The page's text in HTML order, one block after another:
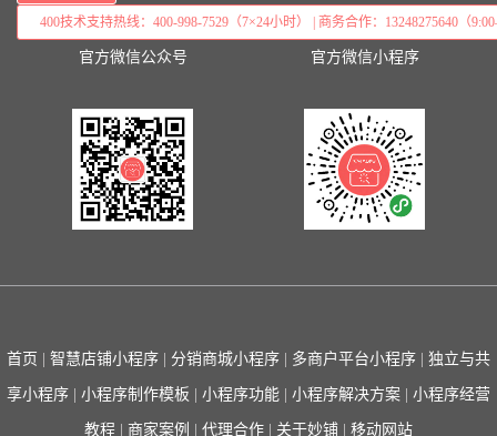
400技术支持热线：400-998-7529（7×24小时） | 商务合作：13248275640（
官方微信公众号 官方微信小程序
首页 智慧店铺小程序 分销商城小程序 多商户平台小程序 独立与共
享小程序 小程序制作模板 小程序功能 小程序解决方案 小程序经营
教程 商家案例 代理合作 关于妙铺 移动网站